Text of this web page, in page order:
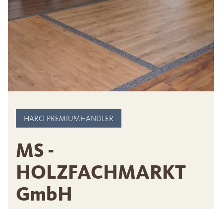
HARO PREMIUMHÄNDLER
MS -
HOLZFACHMARKT
GmbH